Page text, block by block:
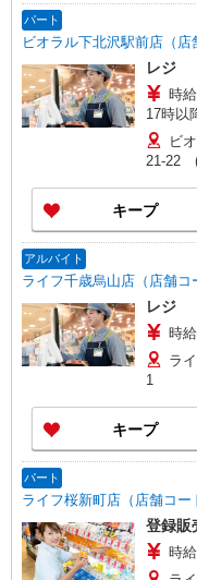
パート
ビオラル下北沢駅前店（店
レジ
時給1,235
17時以
以上ビ
21-22
キープ
アルバイト
ライフ千歳烏山店（店舗コ
レジ
時
ラ
1
キープ
パート
ライフ桜新町店（店舗コー
登録販
時